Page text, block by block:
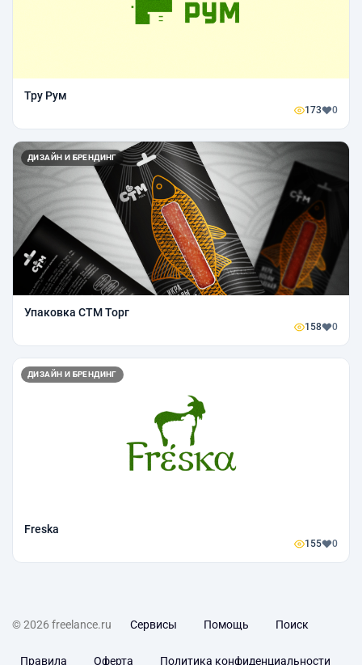
Тру Рум
173 0
ДИЗАЙН И БРЕНДИНГ
Упаковка СТМ Торг
158 0
ДИЗАЙН И БРЕНДИНГ
Freska
155 0
© 2026 freelance.ru Сервисы Помощь Поиск
Правила Оферта Политика конфиденциальности